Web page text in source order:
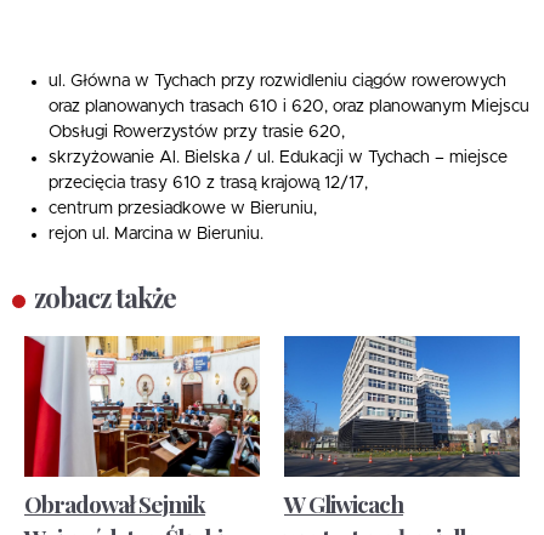
ul. Główna w Tychach przy rozwidleniu ciągów rowerowych
oraz planowanych trasach 610 i 620, oraz planowanym Miejscu
Obsługi Rowerzystów przy trasie 620,
skrzyżowanie Al. Bielska / ul. Edukacji w Tychach – miejsce
przecięcia trasy 610 z trasą krajową 12/17,
centrum przesiadkowe w Bieruniu,
rejon ul. Marcina w Bieruniu.
zobacz także
Obradował Sejmik
W Gliwicach